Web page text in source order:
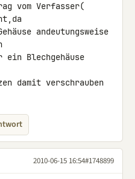
vom Verfasser(
andeutungsweise
Blechgehäuse
damit verschrauben
2010-06-15 16:54#1748899